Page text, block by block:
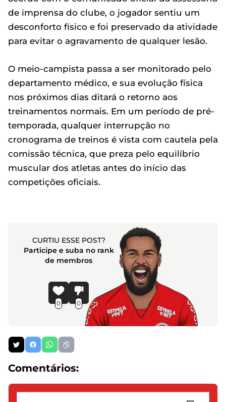
de imprensa do clube, o jogador sentiu um
desconforto físico e foi preservado da atividade
para evitar o agravamento de qualquer lesão.
O meio-campista passa a ser monitorado pelo
departamento médico, e sua evolução física
nos próximos dias ditará o retorno aos
treinamentos normais. Em um período de pré-
temporada, qualquer interrupção no
cronograma de treinos é vista com cautela pela
comissão técnica, que preza pelo equilíbrio
muscular dos atletas antes do início das
competições oficiais.
CURTIU ESSE POST?
Participe e suba no rank
de membros
0 0
Comentários: